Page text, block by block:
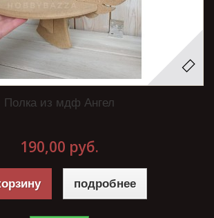
Полка из мдф Ангел
190,00 руб.
подробнее